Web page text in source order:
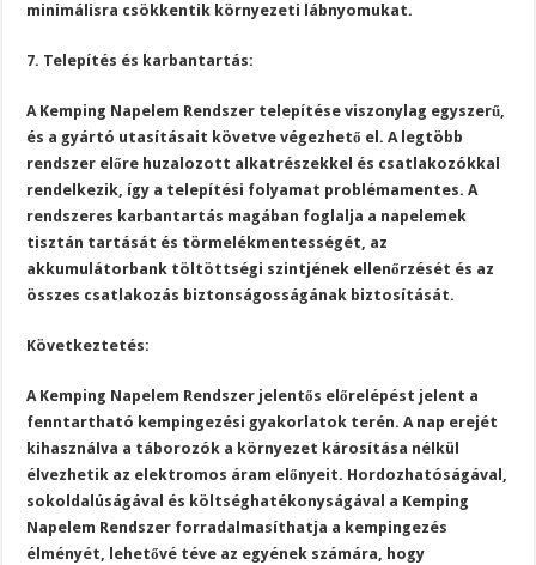
minimálisra csökkentik környezeti lábnyomukat.
7. Telepítés és karbantartás:
A Kemping Napelem Rendszer telepítése viszonylag egyszerű,
és a gyártó utasításait követve végezhető el. A legtöbb
rendszer előre huzalozott alkatrészekkel és csatlakozókkal
rendelkezik, így a telepítési folyamat problémamentes. A
rendszeres karbantartás magában foglalja a napelemek
tisztán tartását és törmelékmentességét, az
akkumulátorbank töltöttségi szintjének ellenőrzését és az
összes csatlakozás biztonságosságának biztosítását.
Következtetés:
A Kemping Napelem Rendszer jelentős előrelépést jelent a
fenntartható kempingezési gyakorlatok terén. A nap erejét
kihasználva a táborozók a környezet károsítása nélkül
élvezhetik az elektromos áram előnyeit. Hordozhatóságával,
sokoldalúságával és költséghatékonyságával a Kemping
Napelem Rendszer forradalmasíthatja a kempingezés
élményét, lehetővé téve az egyének számára, hogy